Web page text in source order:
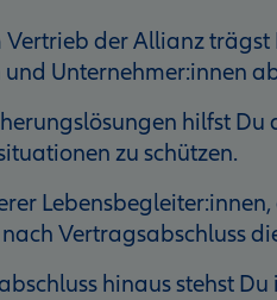
der Allianz
Unternehmer:innen
hilfst Du
zu schützen.
Vertragsabschluss
hinaus stehst